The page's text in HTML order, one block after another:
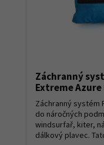
Záchranný
Extreme
Záchranný systém
do náročných
windsurfař, kiter,
dálkový plavec.